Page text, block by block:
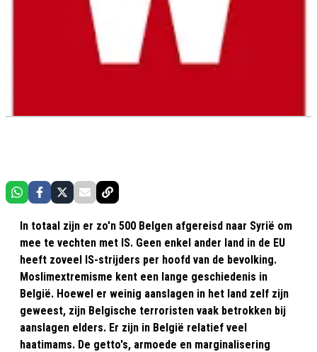
In totaal zijn er zo'n 500 Belgen afgereisd naar Syrië om
mee te vechten met IS. Geen enkel ander land in de EU
heeft zoveel IS-strijders per hoofd van de bevolking.
Moslimextremisme kent een lange geschiedenis in
België. Hoewel er weinig aanslagen in het land zelf zijn
geweest, zijn Belgische terroristen vaak betrokken bij
aanslagen elders. Er zijn in België relatief veel
haatimams. De getto's, armoede en marginalisering